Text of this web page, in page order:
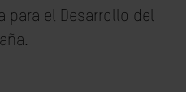
para el Desarrollo del